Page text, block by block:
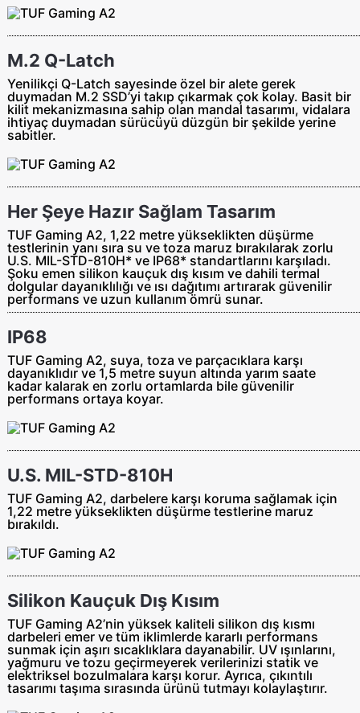
M.2 Q-Latch
Yenilikçi Q-Latch sayesinde özel bir alete gerek
duymadan M.2 SSD’yi takıp çıkarmak çok kolay. Basit bir
kilit mekanizmasına sahip olan mandal tasarımı, vidalara
ihtiyaç duymadan sürücüyü düzgün bir şekilde yerine
sabitler.
Her Şeye Hazır Sağlam Tasarım
TUF Gaming A2, 1,22 metre yükseklikten düşürme
testlerinin yanı sıra su ve toza maruz bırakılarak zorlu
U.S. MIL-STD-810H* ve IP68* standartlarını karşıladı.
Şoku emen silikon kauçuk dış kısım ve dahili termal
dolgular dayanıklılığı ve ısı dağıtımı artırarak güvenilir
performans ve uzun kullanım ömrü sunar.
IP68
TUF Gaming A2, suya, toza ve parçacıklara karşı
dayanıklıdır ve 1,5 metre suyun altında yarım saate
kadar kalarak en zorlu ortamlarda bile güvenilir
performans ortaya koyar.
U.S. MIL-STD-810H
TUF Gaming A2, darbelere karşı koruma sağlamak için
1,22 metre yükseklikten düşürme testlerine maruz
bırakıldı.
Silikon Kauçuk Dış Kısım
TUF Gaming A2’nin yüksek kaliteli silikon dış kısmı
darbeleri emer ve tüm iklimlerde kararlı performans
sunmak için aşırı sıcaklıklara dayanabilir. UV ışınlarını,
yağmuru ve tozu geçirmeyerek verilerinizi statik ve
elektriksel bozulmalara karşı korur. Ayrıca, çıkıntılı
tasarımı taşıma sırasında ürünü tutmayı kolaylaştırır.